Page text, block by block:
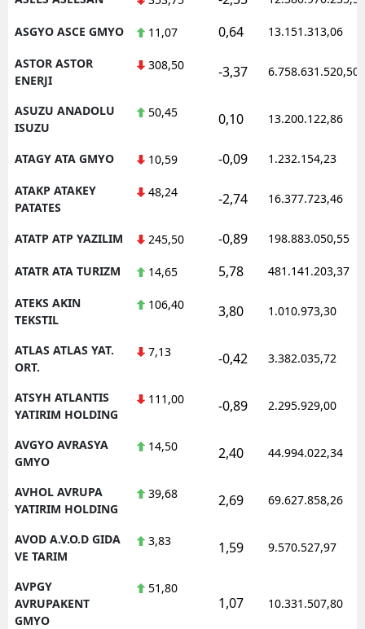
ASGYO ASCE GMYO 11,07 0,64 13.151.313,06
ASTOR ASTOR
ENERJI
308,50 -3,37 6.758.631.520,50
ASUZU ANADOLU
ISUZU
50,45 0,10 13.200.122,86
ATAGY ATA GMYO 10,59 -0,09 1.232.154,23
ATAKP ATAKEY
PATATES
48,24 -2,74 16.377.723,46
ATATP ATP YAZILIM 245,50 -0,89 198.883.050,55
ATATR ATA TURIZM 14,65 5,78 481.141.203,37
ATEKS AKIN
TEKSTIL
106,40 3,80 1.010.973,30
ATLAS ATLAS YAT.
ORT.
7,13 -0,42 3.382.035,72
ATSYH ATLANTIS
YATIRIM HOLDING
111,00 -0,89 2.295.929,00
AVGYO AVRASYA
GMYO
14,50 2,40 44.994.022,34
AVHOL AVRUPA
YATIRIM HOLDING
39,68 2,69 69.627.858,26
AVOD A.V.O.D GIDA
VE TARIM
3,83 1,59 9.570.527,97
AVPGY
AVRUPAKENT
GMYO
51,80
1,07 10.331.507,80